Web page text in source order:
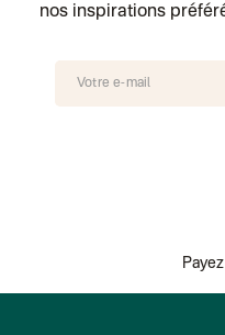
nos inspirations
Payez en 2x ou